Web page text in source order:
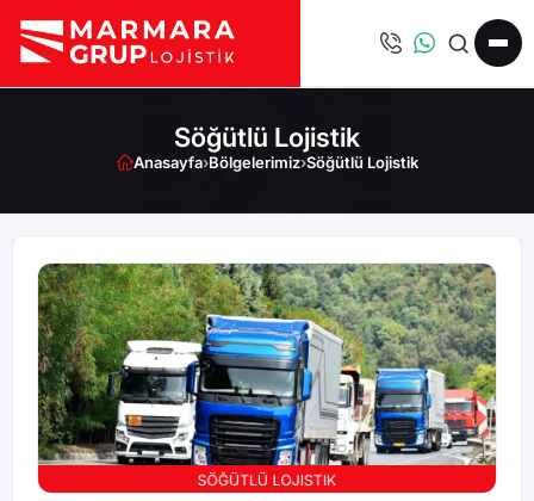
Söğütlü Lojistik
Anasayfa›Bölgelerimiz›Söğütlü Lojistik